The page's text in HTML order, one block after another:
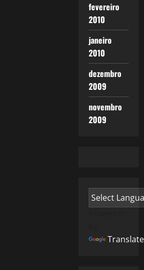
fevereiro
2010
janeiro
2010
dezembro
2009
novembro
2009
Translate